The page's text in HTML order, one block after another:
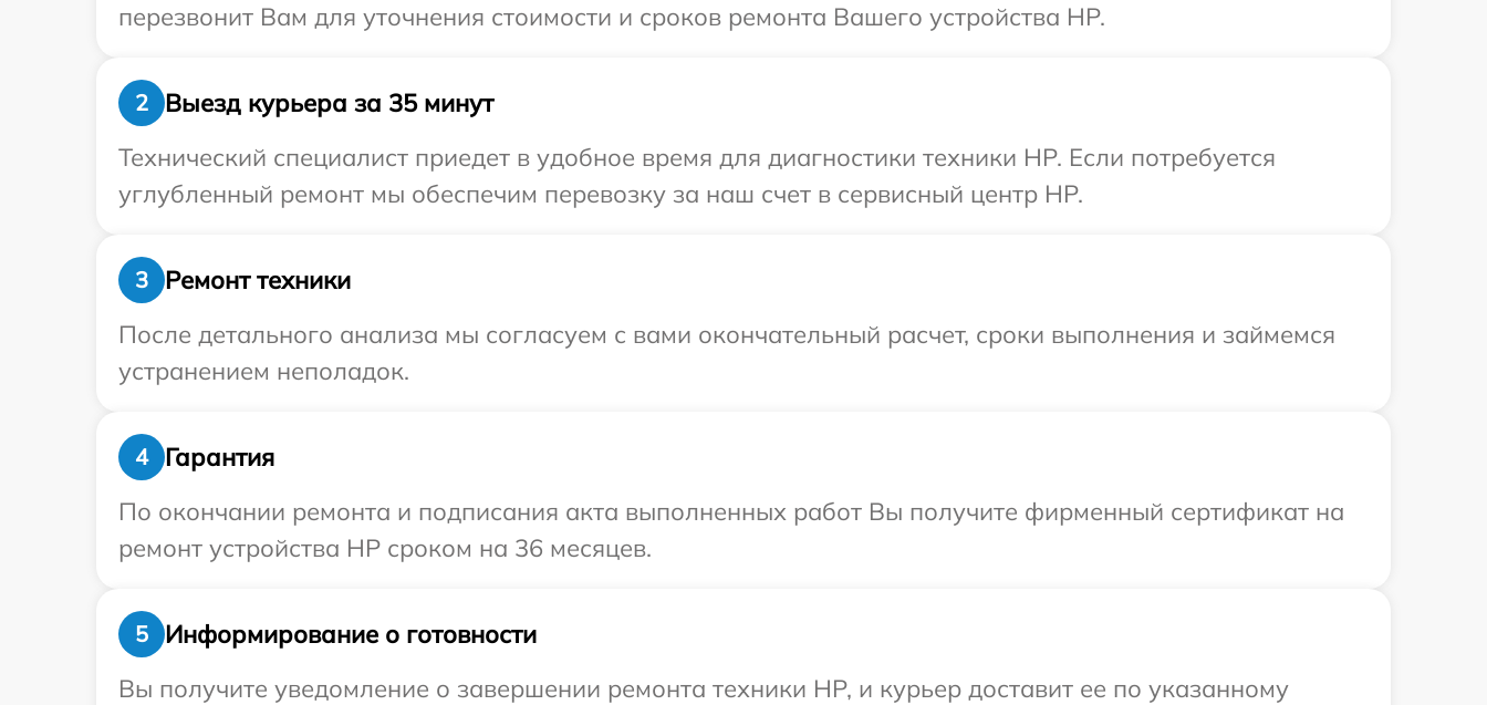
перезвонит Вам для уточнения стоимости и сроков ремонта Вашего устройства HP.
2
Выезд курьера за 35 минут
Технический специалист приедет в удобное время для диагностики техники HP. Если потребуется
углубленный ремонт мы обеспечим перевозку за наш счет в сервисный центр HP.
3
Ремонт техники
После детального анализа мы согласуем с вами окончательный расчет, сроки выполнения и займемся
устранением неполадок.
4
Гарантия
По окончании ремонта и подписания акта выполненных работ Вы получите фирменный сертификат на
ремонт устройства HP сроком на 36 месяцев.
5
Информирование о готовности
Вы получите уведомление о завершении ремонта техники HP, и курьер доставит ее по указанному